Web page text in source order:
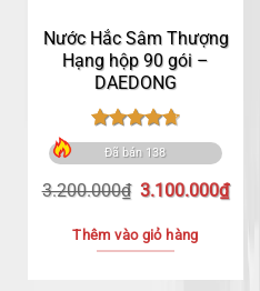
Nước Hắc Sâm Thượng
Hạng hộp 90 gói –
DAEDONG
Được xếp
hạng4.70
Đã bán 138
3.200.000₫ Giá
là:
3.200.000₫.
3.100.000₫Giá
Thêm vào giỏ hàng